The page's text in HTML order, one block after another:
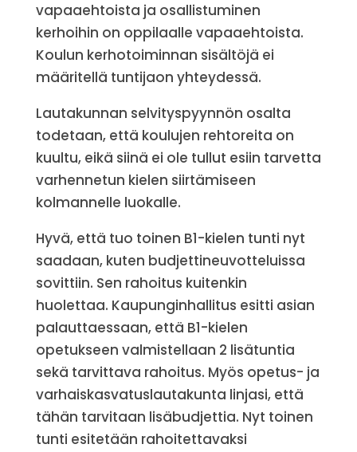
vapaaehtoista ja osallistuminen
kerhoihin on oppilaalle vapaaehtoista.
Koulun kerhotoiminnan sisältöjä ei
määritellä tuntijaon yhteydessä.
Lautakunnan selvityspyynnön osalta
todetaan, että koulujen rehtoreita on
kuultu, eikä siinä ei ole tullut esiin tarvetta
varhennetun kielen siirtämiseen
kolmannelle luokalle.
Hyvä, että tuo toinen B1-kielen tunti nyt
saadaan, kuten budjettineuvotteluissa
sovittiin. Sen rahoitus kuitenkin
huolettaa. Kaupunginhallitus esitti asian
palauttaessaan, että B1-kielen
opetukseen valmistellaan 2 lisätuntia
sekä tarvittava rahoitus. Myös opetus- ja
varhaiskasvatuslautakunta linjasi, että
tähän tarvitaan lisäbudjettia. Nyt toinen
tunti esitetään rahoitettavaksi